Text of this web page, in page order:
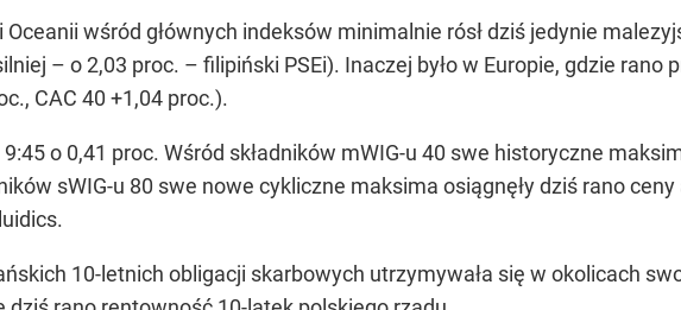
wśród głównych indeksów minimalnie rósł dziś jedynie
– o 2,03 proc. – filipiński PSEi). Inaczej było w Europie, gdzie
CAC 40 +1,04 proc.).
9:45 o 0,41 proc. Wśród składników mWIG-u 40 swe historyczne
sWIG-u 80 swe nowe cykliczne maksima osiągnęły dziś rano
10-letnich obligacji skarbowych utrzymywała się w okolicach